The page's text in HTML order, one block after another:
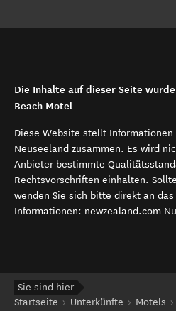
Die Inhalte auf dieser Seite
Beach Motel
Diese Website stellt
Neuseeland zusammen. Es wird
Anbieter bestimmte
Rechtsvorschriften einhalten.
wenden Sie sich bitte direkt an
Informationen: newzealand.com
Sie sind hier
Startseite
Unterkünfte Motels